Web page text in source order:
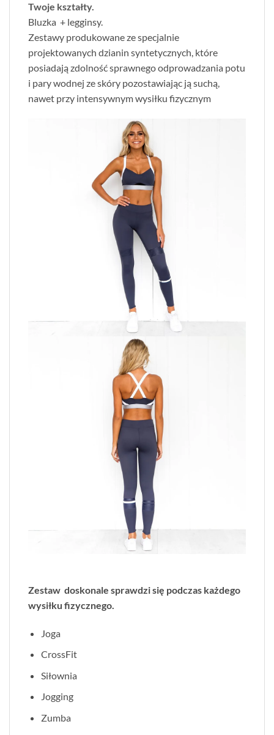
Twoje kształty.
Bluzka + legginsy.
Zestawy produkowane ze specjalnie
projektowanych dzianin syntetycznych, które
posiadają zdolność sprawnego odprowadzania potu
i pary wodnej ze skóry pozostawiając ją suchą,
nawet przy intensywnym wysiłku fizycznym
Zestaw doskonale sprawdzi się podczas każdego
wysiłku fizycznego.
Joga
CrossFit
Siłownia
Jogging
Zumba